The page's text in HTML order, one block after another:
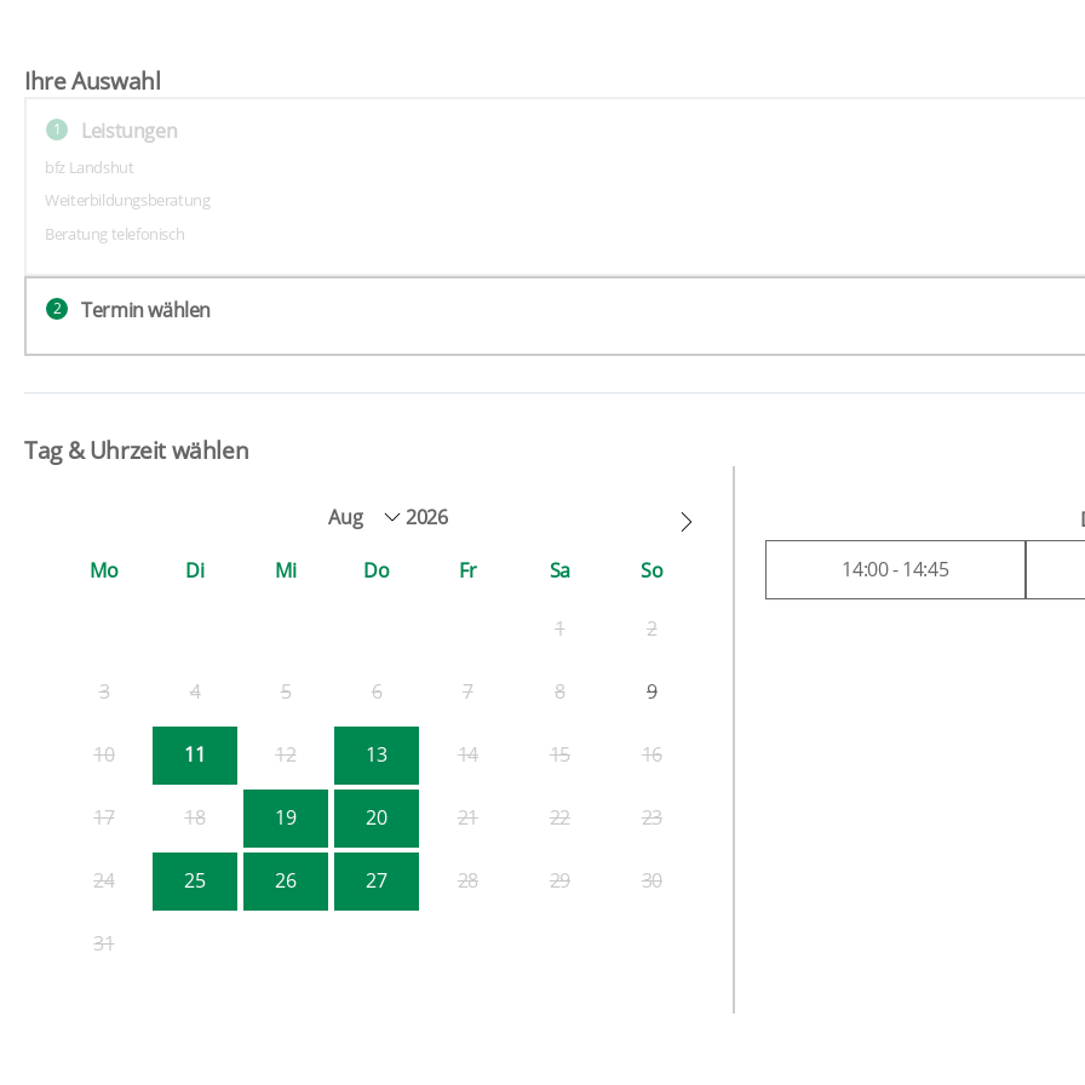
Tag & Uhrzeit wählen
2026
Mo
Di Mi Do Fr Sa So
1 2
3 4 5 6 7 8 9
10 11 12 13 14 15 16
17 18 19 20 21 22 23
24 25 26 27 28 29 30
31
14:00 - 14:45
Ihre Auswahl
1 Leistungen
bfz Landshut
Weiterbildungsberatung
Beratung telefonisch
2 Termin wählen